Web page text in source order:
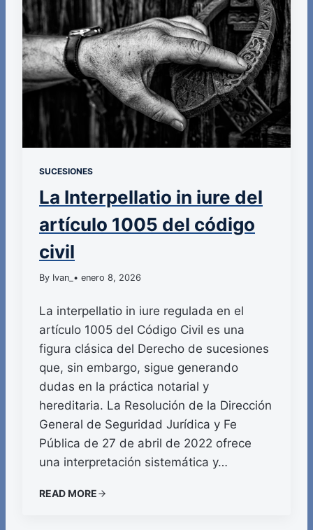
SUCESIONES
La Interpellatio in iure del
artículo 1005 del código
civil
By Ivan_ • enero 8, 2026
La interpellatio in iure regulada en el
artículo 1005 del Código Civil es una
figura clásica del Derecho de sucesiones
que, sin embargo, sigue generando
dudas en la práctica notarial y
hereditaria. La Resolución de la Dirección
General de Seguridad Jurídica y Fe
Pública de 27 de abril de 2022 ofrece
una interpretación sistemática y…
READ MORE